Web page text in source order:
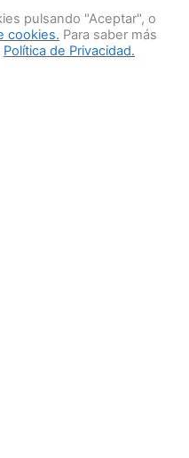
pulsando "Aceptar", o
cookies. Para saber más
Política de Privacidad.